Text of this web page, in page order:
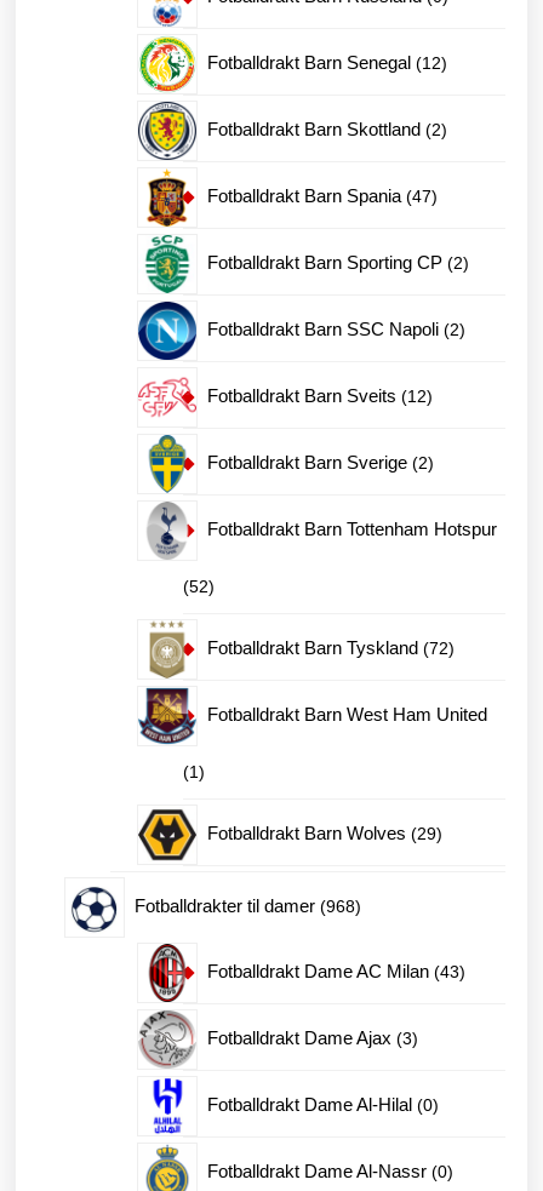
Fotballdrakt Barn Senegal 1212
Fotballdrakt Barn Skottland 22
Fotballdrakt Barn Spania 4747
Fotballdrakt Barn Sporting CP 22
Fotballdrakt Barn SSC Napoli 22
Fotballdrakt Barn Sveits 1212
Fotballdrakt Barn Sverige 22
Fotballdrakt Barn Tottenham Hotspur
5252
produkter
Fotballdrakt Barn Tyskland 7272
Fotballdrakt Barn West Ham United
11
produkt
Fotballdrakt Barn Wolves 2929
Fotballdrakter til damer 968968
Fotballdrakt Dame AC Milan 4343
Fotballdrakt Dame Ajax 33
Fotballdrakt Dame Al-Hilal 00
Fotballdrakt Dame Al-Nassr 00